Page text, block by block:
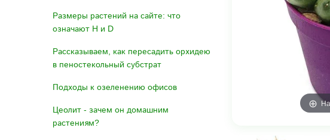
Размеры растений на сайте: что
означают H и D
Рассказываем, как пересадить орхидею
в пеностекольный субстрат
Подходы к озеленению офисов
Цеолит - зачем он домашним
растениям?